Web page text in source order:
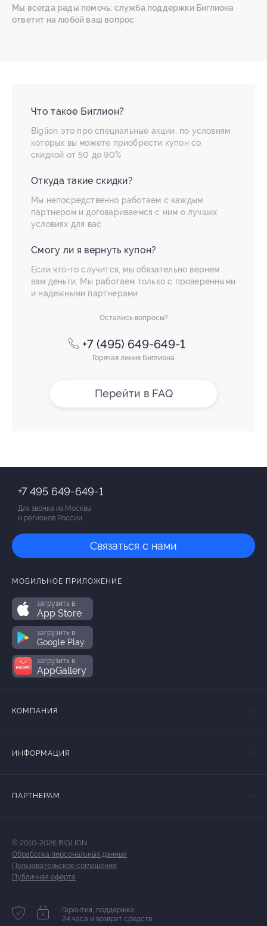
Мы всегда рады помочь: служба поддержки Биглиона
ответит на любой ваш вопрос
Что такое Биглион?
Biglion это про специальные акции, по условиям
которых вы можете приобрести купон со
скидкой от 50 до 90%
Откуда такие скидки?
Мы непосредственно работаем с каждым
партнером и договариваемся с ним о лучших
условиях для вас
Смогу ли я вернуть купон?
Если что-то случится, мы обязательно вернем
вам деньги. Мы работаем только с проверенными
и надежными партнерами
Остались вопросы?
+7 (495) 649-649-1
Горячая линия Биглиона
Перейти в FAQ
+7 495 649-649-1
Для звонка из Москвы
и регионов России
Связаться с нами
МОБИЛЬНОЕ ПРИЛОЖЕНИЕ
загрузить в
App Store
загрузить в
Google Play
загрузить в
AppGallery
КОМПАНИЯ
ИНФОРМАЦИЯ
ПАРТНЕРАМ
© 2010-2026 BIGLION
Обработка персональных данных
Пользовательское соглашение
Публичная оферта
Гарантия, поддержка
24 часа и возврат средств